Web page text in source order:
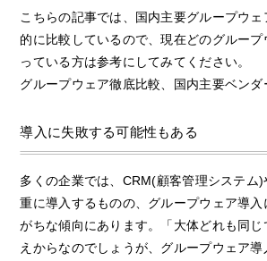
こちらの記事では、国内主要グループウ
的に比較しているので、現在どのグルー
っている方は参考にしてみてください。
グループウェア徹底比較、国内主要ベンダ
導入に失敗する可能性もある
多くの企業では、CRM(顧客管理システム
重に導入するものの、グループウェア導
がちな傾向にあります。「大体どれも同
えからなのでしょうが、グループウェア